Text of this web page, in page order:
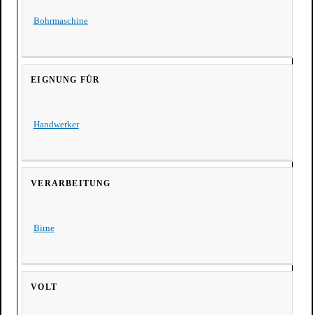
Bohrmaschine
EIGNUNG FÜR
Handwerker
VERARBEITUNG
Birne
VOLT